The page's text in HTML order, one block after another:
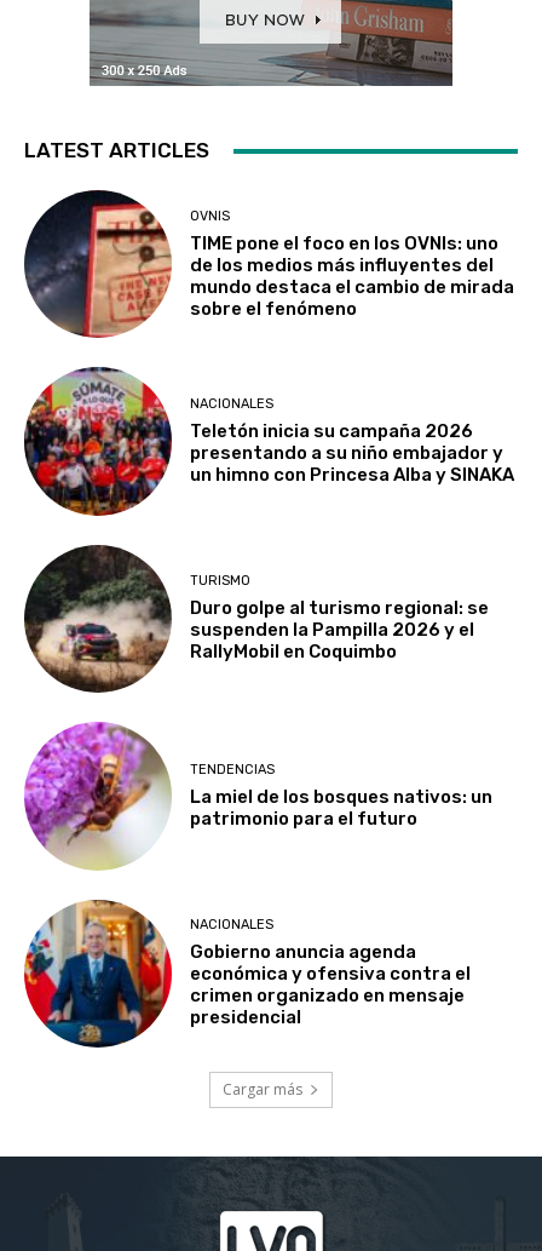
LATEST ARTICLES
OVNIS
TIME pone el foco en los OVNIs: uno
de los medios más influyentes del
mundo destaca el cambio de mirada
sobre el fenómeno
NACIONALES
Teletón inicia su campaña 2026
presentando a su niño embajador y
un himno con Princesa Alba y SINAKA
TURISMO
Duro golpe al turismo regional: se
suspenden la Pampilla 2026 y el
RallyMobil en Coquimbo
TENDENCIAS
La miel de los bosques nativos: un
patrimonio para el futuro
NACIONALES
Gobierno anuncia agenda
económica y ofensiva contra el
crimen organizado en mensaje
presidencial
Cargar más